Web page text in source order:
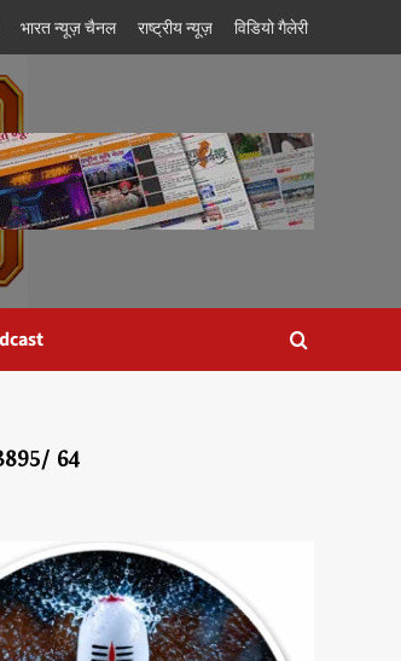
भारत न्यूज़ चैनल राष्ट्रीय न्यूज़ विडियो गैलेरी
64